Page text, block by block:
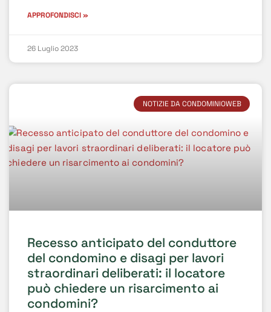
APPROFONDISCI »
26 Luglio 2023
NOTIZIE DA CONDOMINIOWEB
Recesso anticipato del conduttore
del condomino e disagi per lavori
straordinari deliberati: il locatore
può chiedere un risarcimento ai
condomini?